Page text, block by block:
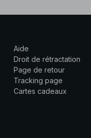
Aide
Droit de rétractation
Page de retour
Tracking page
Cartes cadeaux